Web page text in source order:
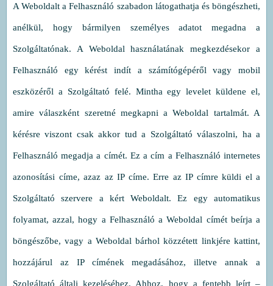
A Weboldalt a Felhasználó szabadon látogathatja és böngészheti,
anélkül, hogy bármilyen személyes adatot megadna a
Szolgáltatónak. A Weboldal használatának megkezdésekor a
Felhasználó egy kérést indít a számítógépéről vagy mobil
eszközéről a Szolgáltató felé. Mintha egy levelet küldene el,
amire válaszként szeretné megkapni a Weboldal tartalmát. A
kérésre viszont csak akkor tud a Szolgáltató válaszolni, ha a
Felhasználó megadja a címét. Ez a cím a Felhasználó internetes
azonosítási címe, azaz az IP címe. Erre az IP címre küldi el a
Szolgáltató szervere a kért Weboldalt. Ez egy automatikus
folyamat, azzal, hogy a Felhasználó a Weboldal címét beírja a
böngészőbe, vagy a Weboldal bárhol közzétett linkjére kattint,
hozzájárul az IP címének megadásához, illetve annak a
Szolgáltató általi kezeléséhez. Ahhoz, hogy a fentebb leírt –